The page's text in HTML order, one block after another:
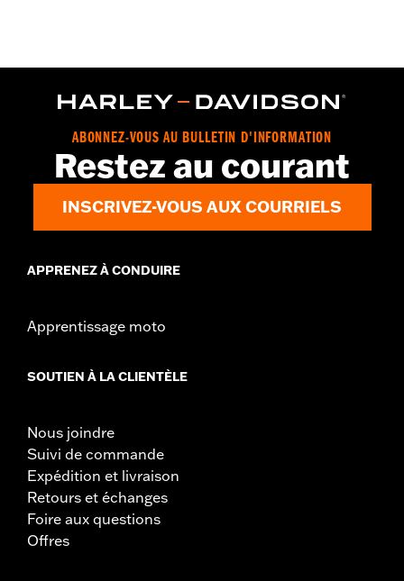
ABONNEZ-VOUS AU BULLETIN D'INFORMATION
Restez au courant
INSCRIVEZ-VOUS AUX COURRIELS
APPRENEZ À CONDUIRE
Apprentissage moto
SOUTIEN À LA CLIENTÈLE
Nous joindre
Suivi de commande
Expédition et livraison
Retours et échanges
Foire aux questions
Offres